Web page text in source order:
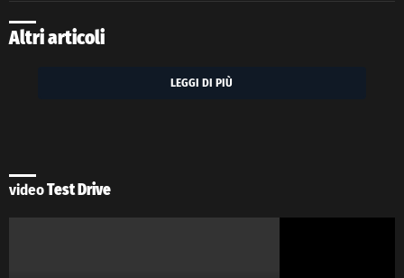
Altri articoli
LEGGI DI PIÙ
videoTest Drive